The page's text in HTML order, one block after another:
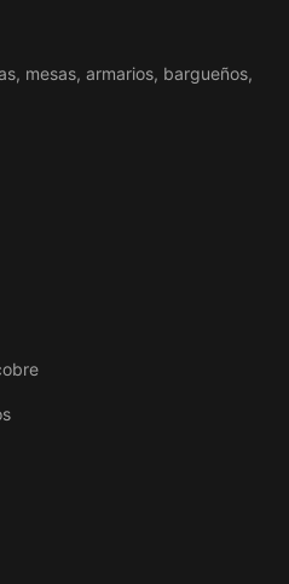
mesas, armarios, bargueños,